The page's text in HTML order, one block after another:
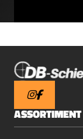
ASSORTIMENT